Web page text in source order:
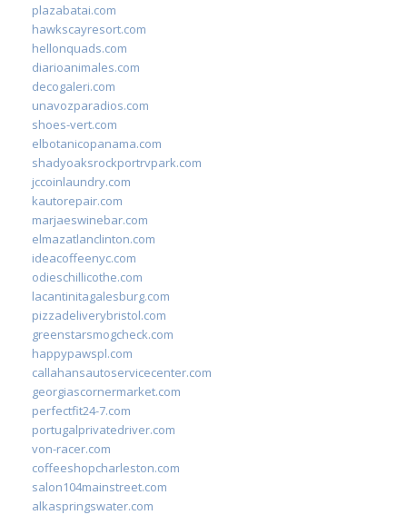
plazabatai.com
hawkscayresort.com
hellonquads.com
diarioanimales.com
decogaleri.com
unavozparadios.com
shoes-vert.com
elbotanicopanama.com
shadyoaksrockportrvpark.com
jccoinlaundry.com
kautorepair.com
marjaeswinebar.com
elmazatlanclinton.com
ideacoffeenyc.com
odieschillicothe.com
lacantinitagalesburg.com
pizzadeliverybristol.com
greenstarsmogcheck.com
happypawspl.com
callahansautoservicecenter.com
georgiascornermarket.com
perfectfit24-7.com
portugalprivatedriver.com
von-racer.com
coffeeshopcharleston.com
salon104mainstreet.com
alkaspringswater.com